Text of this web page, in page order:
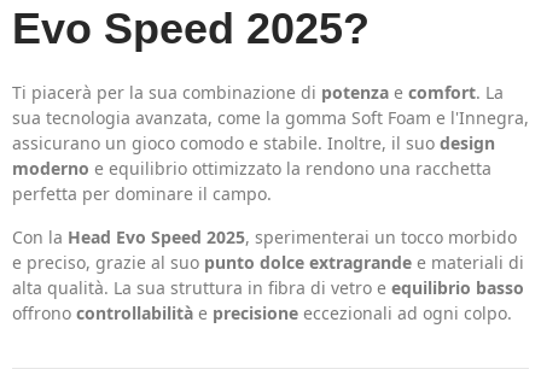
Evo Speed 2025?
Ti piacerà per la sua combinazione di potenza e comfort. La
sua tecnologia avanzata, come la gomma Soft Foam e l'Innegra,
assicurano un gioco comodo e stabile. Inoltre, il suo design
moderno e equilibrio ottimizzato la rendono una racchetta
perfetta per dominare il campo.
Con la Head Evo Speed 2025, sperimenterai un tocco morbido
e preciso, grazie al suo punto dolce extragrande e materiali di
alta qualità. La sua struttura in fibra di vetro e equilibrio basso
offrono controllabilità e precisione eccezionali ad ogni colpo.